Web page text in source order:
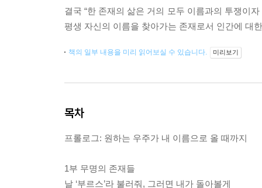
결국 “한 존재의 삶은 거의 모두 이름과의 투쟁이
평생 자신의 이름을 찾아가는 존재로서 인간에 대
책의 일부 내용을 미리 읽어보실 수 있습니다. 미리보기
목차
프롤로그: 원하는 우주가 내 이름으로 올 때까지
1부 무명의 존재들
날 ‘부르스’라 불러줘, 그러면 내가 돌아볼게